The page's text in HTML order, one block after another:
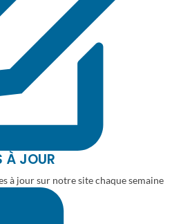
À JOUR
à jour sur notre site chaque semaine